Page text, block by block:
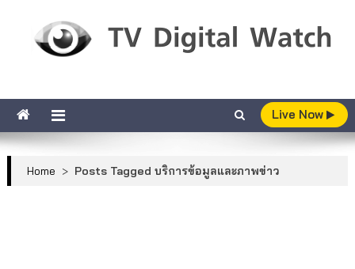
Live Now
Home > Posts Tagged บริการข้อมูลและภาพข่าว